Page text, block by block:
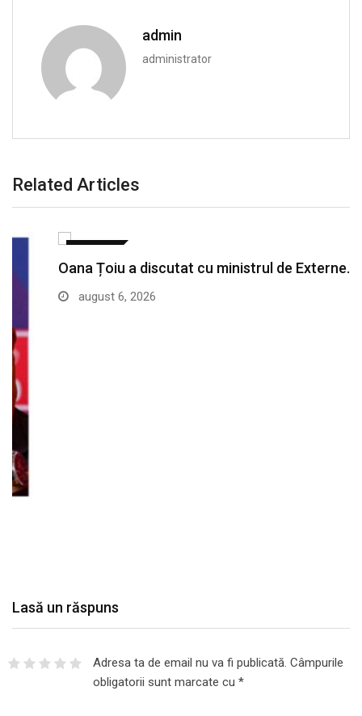
admin
administrator
Related Articles
Oana Țoiu a discutat cu ministrul de Externe…
august 6, 2026
Lasă un răspuns
Adresa ta de email nu va fi publicată. Câmpurile
obligatorii sunt marcate cu *